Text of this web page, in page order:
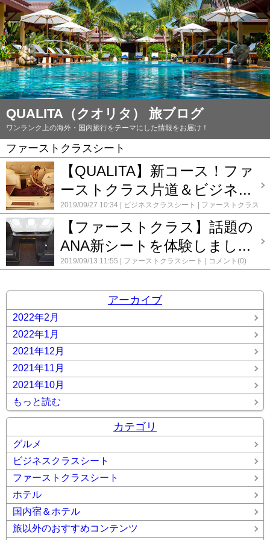
QUALITA（クオリタ） 旅ブログ
ワンランク上の海外・国内旅行をテーマにした情報をお届け！
ファーストクラスシート
【QUALITA】新コース！ファ
ーストクラス片道＆ビジネ...
2019/09/27 10:34 ビジネスクラスシート
ファーストクラス
シート
コメント(0)
【ファーストクラス】話題の
ANA新シートを体験しまし...
2019/09/13 11:55 ファーストクラスシート コメント(0)
アーカイブ
2022年2月
2022年1月
2021年12月
2021年11月
2021年10月
もっと読む
カテゴリ
グルメ
ビジネスクラスシート
ファーストクラスシート
ホテル
国内宿＆ホテル
旅以外のおすすめコンテンツ